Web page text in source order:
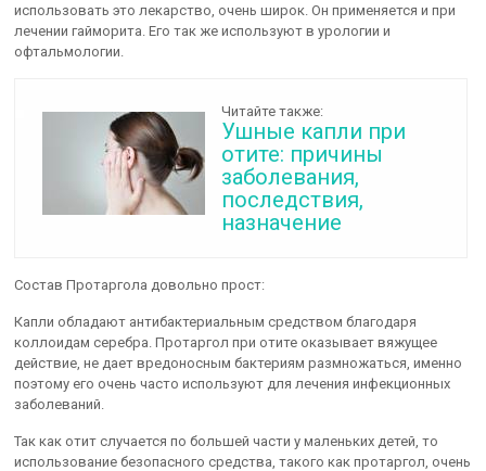
использовать это лекарство, очень широк. Он применяется и при
лечении гайморита. Его так же используют в урологии и
офтальмологии.
Читайте также:
Ушные капли при
отите: причины
заболевания,
последствия,
назначение
Состав Протаргола довольно прост:
Капли обладают антибактериальным средством благодаря
коллоидам серебра. Протаргол при отите оказывает вяжущее
действие, не дает вредоносным бактериям размножаться, именно
поэтому его очень часто используют для лечения инфекционных
заболеваний.
Так как отит случается по большей части у маленьких детей, то
использование безопасного средства, такого как протаргол, очень